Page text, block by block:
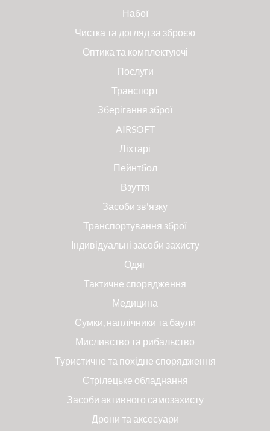
Набої
Чистка та догляд за зброєю
Оптика та комплектуючі
Послуги
Транспорт
Зберігання зброї
AIRSOFT
Ліхтарі
Пейнтбол
Взуття
Засоби зв'язку
Транспортування зброї
Індивідуальні засоби захисту
Одяг
Тактичне спорядження
Медицина
Сумки, наплічники та баули
Мисливство та рибальство
Туристичне та похідне спорядження
Стрілецьке обладнання
Засоби активного самозахисту
Дрони та аксесуари